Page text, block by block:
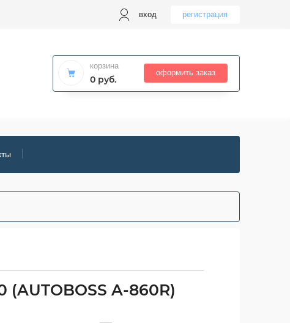
вход регистрация
корзина
0 руб.
оформить заказ
(AUTOBOSS A-860R)